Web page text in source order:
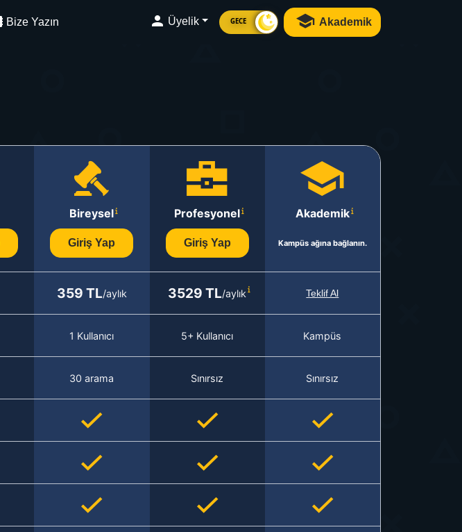
Bize Yazın Üyelik GECE Akademik
Bireysel
Giriş Yap
Profesyonel
Giriş Yap
Akademik
Kampüs ağına bağlanın.
359 TL/aylık 3529 TL/aylık Teklif Al
1 Kullanıcı 5+ Kullanıcı Kampüs
30 arama Sınırsız Sınırsız